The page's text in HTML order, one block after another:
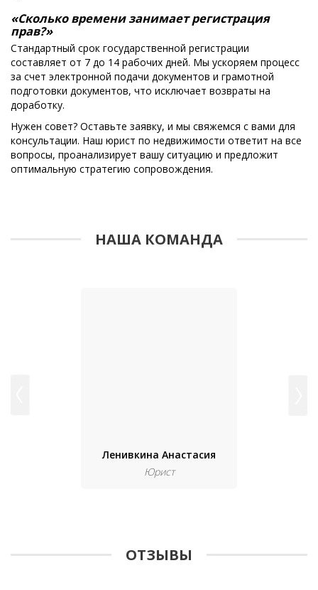
«Сколько времени занимает регистрация
прав?»
Стандартный срок государственной регистрации
составляет от 7 до 14 рабочих дней. Мы ускоряем процесс
за счет электронной подачи документов и грамотной
подготовки документов, что исключает возвраты на
доработку.
Нужен совет? Оставьте заявку, и мы свяжемся с вами для
консультации. Наш юрист по недвижимости ответит на все
вопросы, проанализирует вашу ситуацию и предложит
оптимальную стратегию сопровождения.
НАША КОМАНДА
Ленивкина Анастасия
Юрист
ОТЗЫВЫ